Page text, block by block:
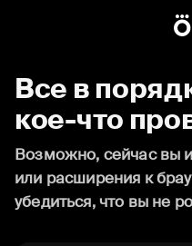
Все в
кое-что
Возможно, сейчас вы
или расширения к
убедиться, что вы не